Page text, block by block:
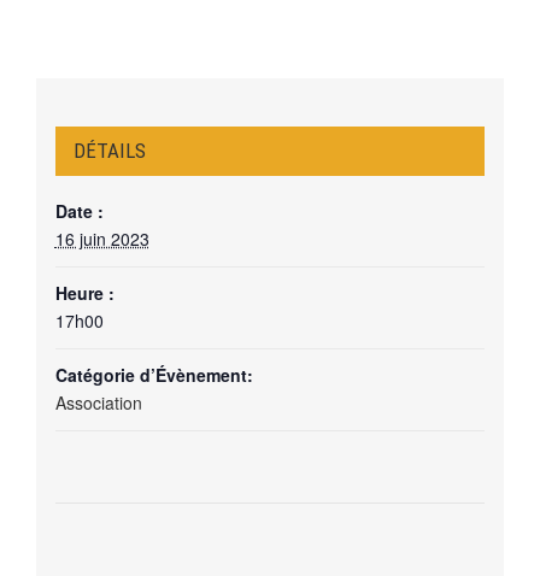
DÉTAILS
Date :
16 juin 2023
Heure :
17h00
Catégorie d’Évènement:
Association